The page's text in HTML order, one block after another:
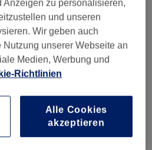
Anzeigen zu personalisieren,
und unseren
Wir geben auch
Nutzung unserer Webseite an
Medien, Werbung und
Richtlinien
Alle Cookies
akzeptieren